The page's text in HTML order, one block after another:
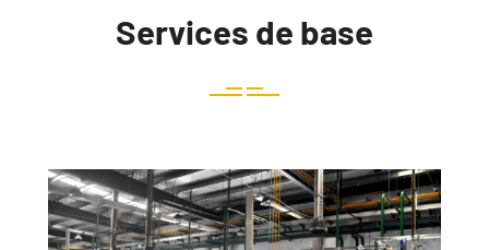
Services de base